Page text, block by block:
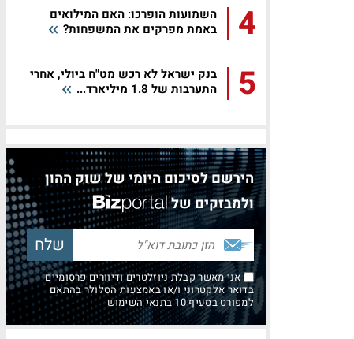
4
השמועות הופרכו: האם המילואים
באמת מפרקים את המשפחות?
5
בנק ישראל לא רכש מט"ח ביולי, אחרי
התערבות של 1.8 מיליארד...
הירשם לסיכום היומי של שוק ההון
ולמבזקים של
אני מאשר קבלת ניוזלטרים ודיוורים פרסומיים
בדואר אלקטרוני ו/או באמצעות הסלולר בהתאם
למפורט בסעיף 10 בתנאי השימוש